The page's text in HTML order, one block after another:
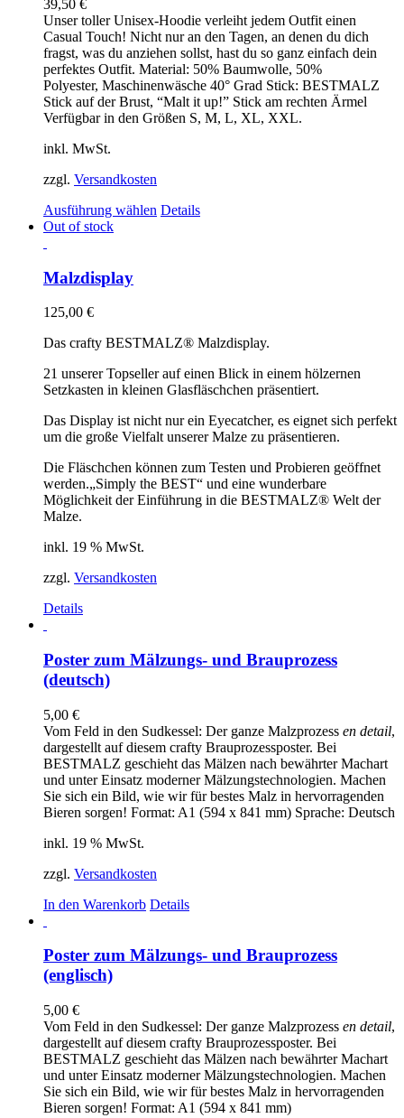
Die
Optionen
können
auf
der
Produktseite
gewählt
werden
39,50 €
Unser toller Unisex-Hoodie verleiht jedem Outfit einen
Casual Touch! Nicht nur an den Tagen, an denen du dich
fragst, was du anziehen sollst, hast du so ganz einfach dein
perfektes Outfit. Material: 50% Baumwolle, 50%
Polyester, Maschinenwäsche 40° Grad Stick: BESTMALZ
Stick auf der Brust, “Malt it up!” Stick am rechten Ärmel
Verfügbar in den Größen S, M, L, XL, XXL.
inkl. MwSt.
zzgl. Versandkosten
Ausführung wählen Dieses
können
der
Produktseite
werden
Details
Out of stock
Malzdisplay
125,00 €
Das crafty BESTMALZ® Malzdisplay.
21 unserer Topseller auf einen Blick in einem hölzernen
Setzkasten in kleinen Glasfläschchen präsentiert.
Das Display ist nicht nur ein Eyecatcher, es eignet sich perfekt
um die große Vielfalt unserer Malze zu präsentieren.
Die Fläschchen können zum Testen und Probieren geöffnet
werden.„Simply the BEST“ und eine wunderbare
Möglichkeit der Einführung in die BESTMALZ® Welt der
Malze.
inkl. 19 % MwSt.
zzgl. Versandkosten
Details
Poster zum Mälzungs- und Brauprozess
(deutsch)
5,00 €
Vom Feld in den Sudkessel: Der ganze Malzprozess en detail,
dargestellt auf diesem crafty Brauprozessposter. Bei
BESTMALZ geschieht das Mälzen nach bewährter Machart
und unter Einsatz moderner Mälzungstechnologien. Machen
Sie sich ein Bild, wie wir für bestes Malz in hervorragenden
Bieren sorgen! Format: A1 (594 x 841 mm) Sprache: Deutsch
inkl. 19 % MwSt.
zzgl. Versandkosten
In den Warenkorb Details
Poster zum Mälzungs- und Brauprozess
(englisch)
5,00 €
Vom Feld in den Sudkessel: Der ganze Malzprozess en detail,
dargestellt auf diesem crafty Brauprozessposter. Bei
BESTMALZ geschieht das Mälzen nach bewährter Machart
und unter Einsatz moderner Mälzungstechnologien. Machen
Sie sich ein Bild, wie wir für bestes Malz in hervorragenden
Bieren sorgen! Format: A1 (594 x 841 mm)